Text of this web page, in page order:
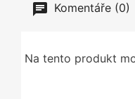
Komentáře (0)
Na tento produkt